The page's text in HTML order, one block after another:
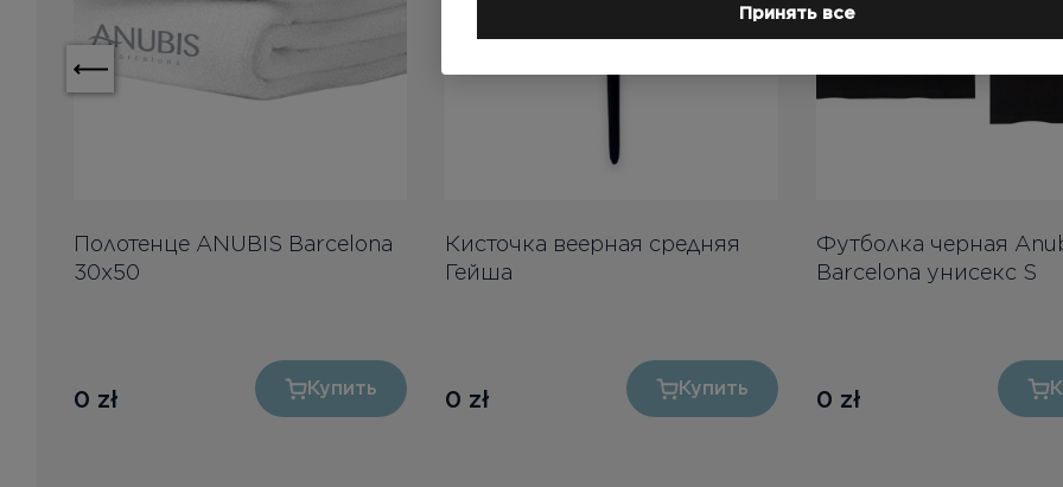
Полотенце ANUBIS Barcelona
30x50
0 zł Купить
Кисточка веерная средняя
Гейша
0 zł Купить
Футболка черная
Barcelona унисекс S
0 zł
Принять все